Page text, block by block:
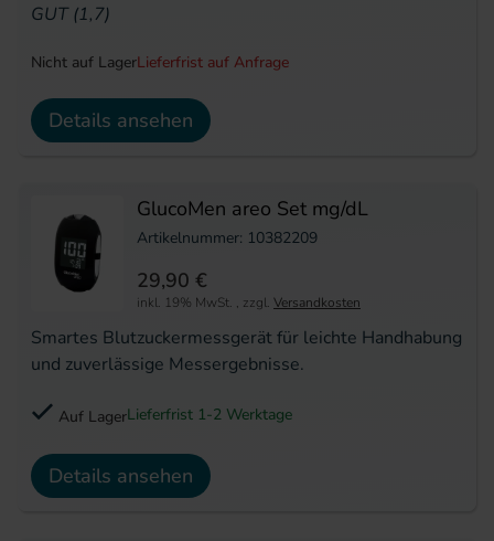
GUT (1,7)
Nicht auf LagerLieferfrist auf Anfrage
Details ansehen
GlucoMen areo Set mg/dL
Artikelnummer: 10382209
Smartes Blutzuckermessgerät für leichte Handhabung
und zuverlässige Messergebnisse.
29,90 €
inkl. 19% MwSt. , zzgl. Versandkosten
Auf LagerLieferfrist 1-2 Werktage
Details ansehen